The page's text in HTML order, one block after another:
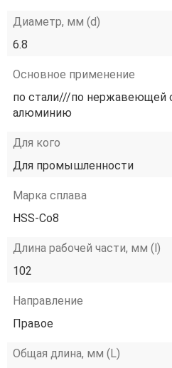
Диаметр, мм (d)
6.8
Основное применение
по стали///по нержавеющей
алюминию
Для кого
Для промышленности
Марка сплава
HSS-Co8
Длина рабочей части, мм (l)
102
Направление
Правое
Общая длина, мм (L)